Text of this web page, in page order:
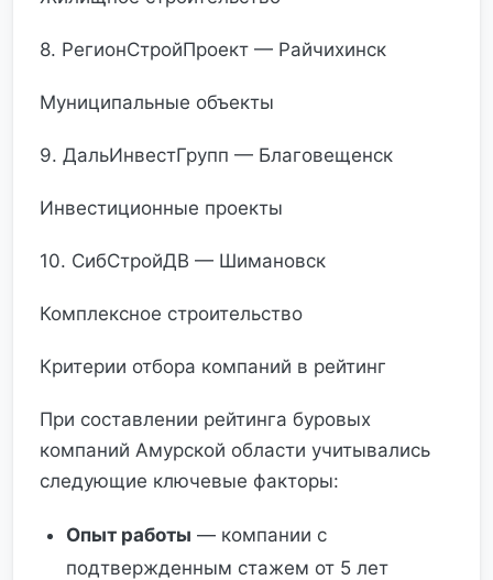
8. РегионСтройПроект — Райчихинск
Муниципальные объекты
9. ДальИнвестГрупп — Благовещенск
Инвестиционные проекты
10. СибСтройДВ — Шимановск
Комплексное строительство
Критерии отбора компаний в рейтинг
При составлении рейтинга буровых
компаний Амурской области учитывались
следующие ключевые факторы:
Опыт работы — компании с
подтвержденным стажем от 5 лет